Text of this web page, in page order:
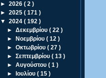
► 2026 ( 2 )
► 2025 ( 171 )
▼ 2024 ( 192 )
►Δεκεμβρίου( 22 )
►
Νοεμβρίου( 12 )
►Οκτωβρίου( 27 )
►Σεπτεμβρίου( 13 )
►Αυγούστου( 1 )
►
Ιουλίου( 15 )